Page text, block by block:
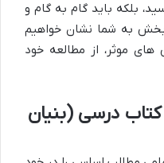
بلکه باید گام به گام و
بخش به شما نشان خواهیم
موثر، از مطالعه خود
درسی (بنیان